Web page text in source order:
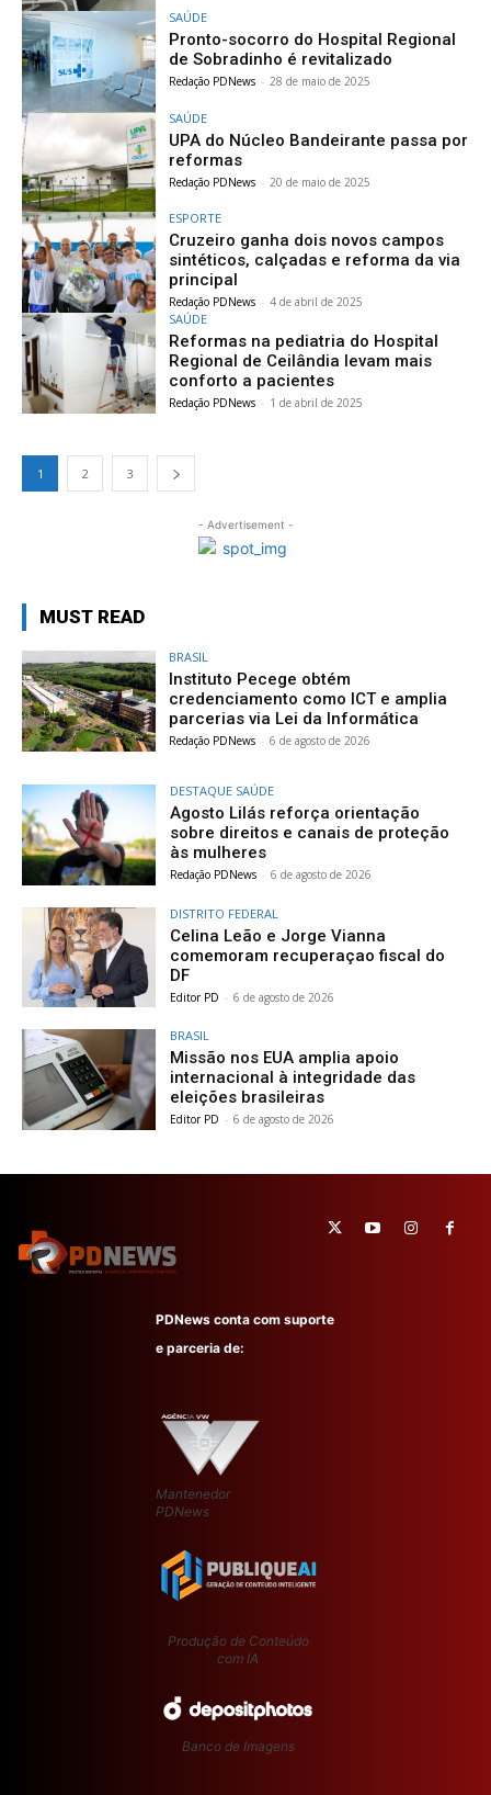
SAÚDE
Pronto-socorro do Hospital Regional
de Sobradinho é revitalizado
Redação PDNews - 28 de maio de 2025
SAÚDE
UPA do Núcleo Bandeirante passa por
reformas
Redação PDNews - 20 de maio de 2025
ESPORTE
Cruzeiro ganha dois novos campos
sintéticos, calçadas e reforma da via
principal
Redação PDNews - 4 de abril de 2025
SAÚDE
Reformas na pediatria do Hospital
Regional de Ceilândia levam mais
conforto a pacientes
Redação PDNews - 1 de abril de 2025
1 2 3
- Advertisement -
MUST READ
BRASIL
Instituto Pecege obtém
credenciamento como ICT e amplia
parcerias via Lei da Informática
Redação PDNews - 6 de agosto de 2026
DESTAQUE SAÚDE
Agosto Lilás reforça orientação
sobre direitos e canais de proteção
às mulheres
Redação PDNews - 6 de agosto de 2026
DISTRITO FEDERAL
Celina Leão e Jorge Vianna
comemoram recuperaçao fiscal do
DF
Editor PD - 6 de agosto de 2026
BRASIL
Missão nos EUA amplia apoio
internacional à integridade das
eleições brasileiras
Editor PD - 6 de agosto de 2026
PDNews conta com suporte
e parceria de:
Mantenedor
PDNews
Produção de Conteúdo
com IA
Banco de Imagens